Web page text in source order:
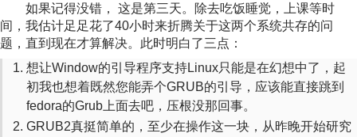
如果记得没错， 这是第三天。除去吃饭睡觉，上课等时
间，我估计足足花了40小时来折腾关于这两个系统共存的问
题，直到现在才算解决。此时明白了三点：
想让Window的引导程序支持Linux只能是在幻想中了，起
初我也想着既然您能弄个GRUB的引导，应该能直接跳到
fedora的Grub上面去吧，压根没那回事。
GRUB2真挺简单的，至少在操作这一块，从昨晚开始研究